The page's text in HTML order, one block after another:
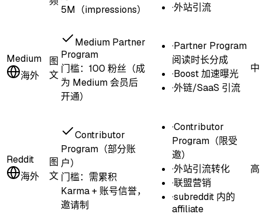
5M（impressions）
·外站引流
Medium
海外
图
文
Medium Partner
Program
门槛： 100 粉丝（成
为 Medium 会员后
开通）
·Partner Program
阅读时长分成
·Boost 加速曝光
·外链/SaaS 引流
中
Reddit
海外
图
文
Contributor
Program（部分账
户）
门槛： 需累积
Karma + 账号信誉，
邀请制
·Contributor
Program（限受
邀）
·外站引流转化
·联盟营销
·subreddit 内的
affiliate
高